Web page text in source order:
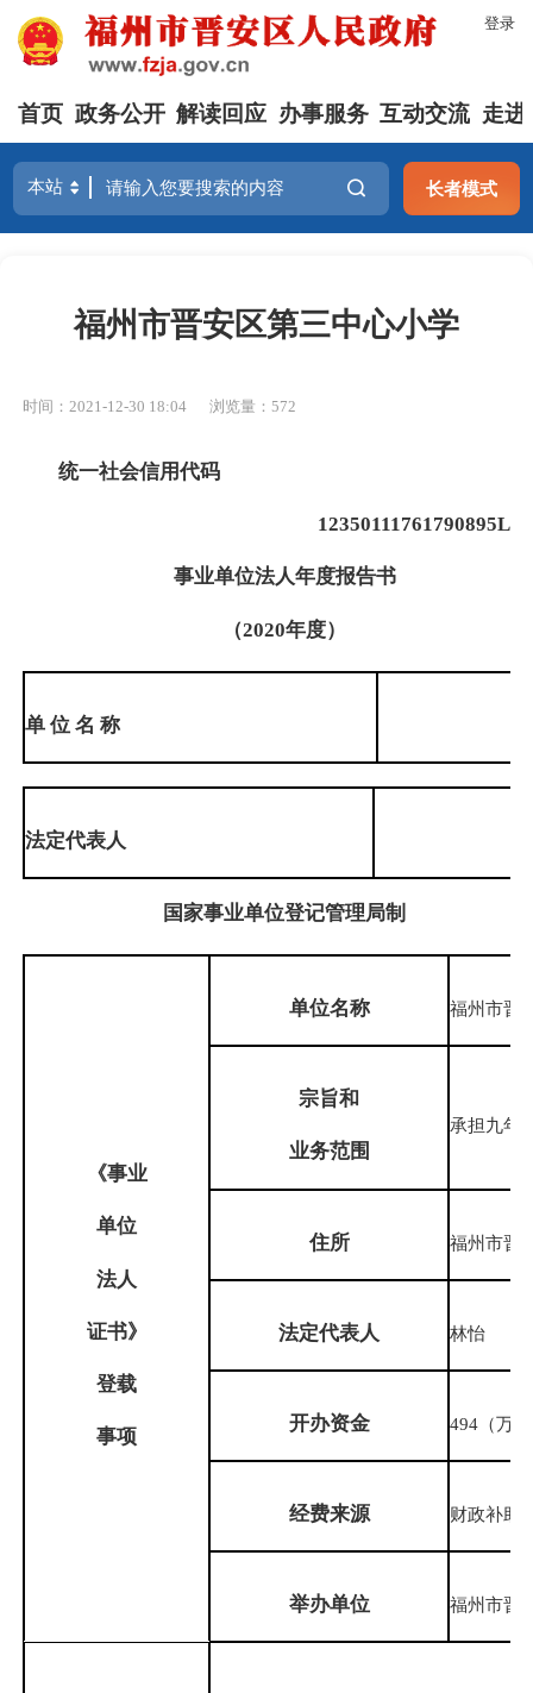
登录
首页 政务公开 解读回应 办事服务 互动交流 走进
长者模式
福州市晋安区第三中心小学
时间：2021-12-30 18:04 浏览量：572
统一社会信用代码
12350111761790895L
事业单位法人年度报告书
（2020年度）
单 位 名 称
法定代表人
国家事业单位登记管理局制
《事业
单位
法人
证书》
登载
事项
单位名称 福州市晋
宗旨和
业务范围
承担九年
住所 福州市晋
法定代表人 林怡
开办资金 494（万
经费来源 财政补助
举办单位 福州市晋